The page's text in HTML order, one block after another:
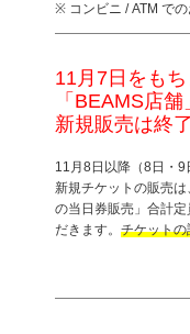
※ コンビニ / ATM での
11月7日をも
「BEAMS店
新規販売は終
11月8日以降（8日・
新規チケットの販売は
の当日券販売 」合計
だきます。 チケット